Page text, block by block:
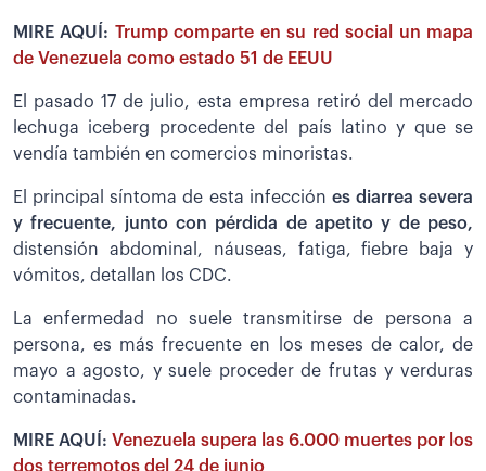
MIRE AQUÍ: Trump comparte en su red social un mapa
de Venezuela como estado 51 de EEUU
El pasado 17 de julio, esta empresa retiró del mercado
lechuga iceberg procedente del país latino y que se
vendía también en comercios minoristas.
El principal síntoma de esta infección es diarrea severa
y frecuente, junto con pérdida de apetito y de peso,
distensión abdominal, náuseas, fatiga, fiebre baja y
vómitos, detallan los CDC.
La enfermedad no suele transmitirse de persona a
persona, es más frecuente en los meses de calor, de
mayo a agosto, y suele proceder de frutas y verduras
contaminadas.
MIRE AQUÍ: Venezuela supera las 6.000 muertes por los
dos terremotos del 24 de junio